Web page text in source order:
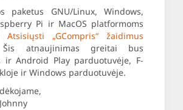
paketus GNU/Linux, Windows,
Pi ir MacOS platformoms
Atsisiųsti „GCompris“ žaidimus
Šis atnaujinimas greitai bus
ir Android Play parduotuvėje, F-
ir Windows parduotuvėje.